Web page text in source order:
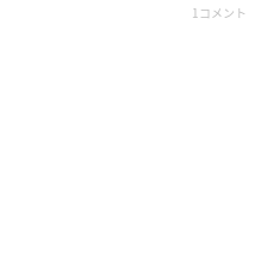
1コメント